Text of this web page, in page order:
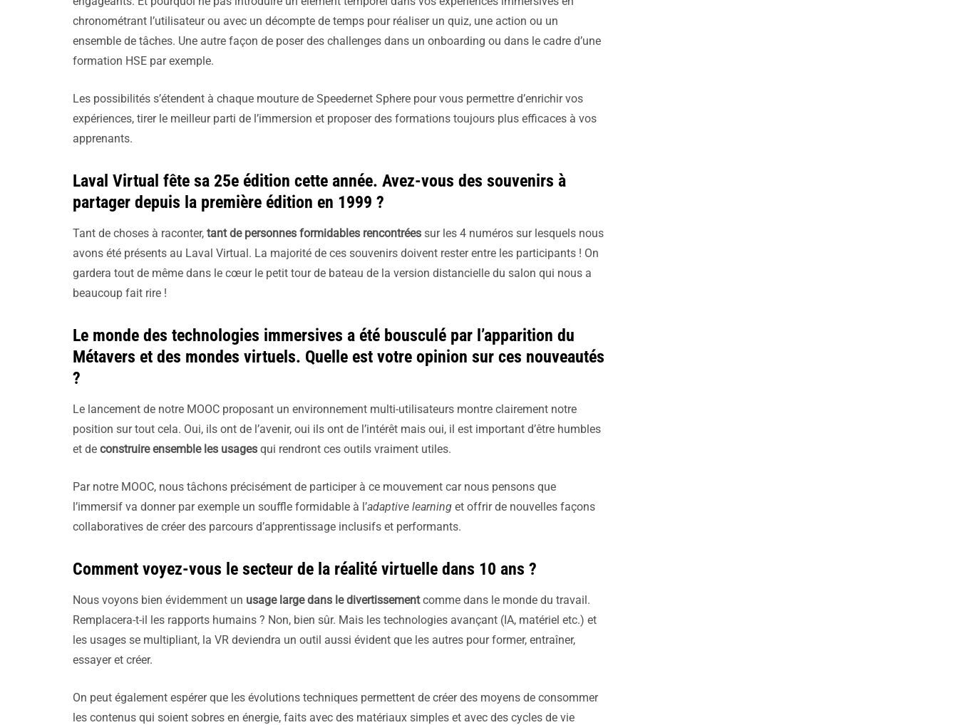
chronométrant l’utilisateur ou avec un décompte de temps pour réaliser un quiz, une action ou un
ensemble de tâches. Une autre façon de poser des challenges dans un onboarding ou dans le cadre d’une
formation HSE par exemple.
Les possibilités s’étendent à chaque mouture de Speedernet Sphere pour vous permettre d’enrichir vos
expériences, tirer le meilleur parti de l’immersion et proposer des formations toujours plus efficaces à vos
apprenants.
Laval Virtual fête sa 25e édition cette année. Avez-vous des souvenirs à
partager depuis la première édition en 1999 ?
Tant de choses à raconter, tant de personnes formidables rencontrées sur les 4 numéros sur lesquels nous
avons été présents au Laval Virtual. La majorité de ces souvenirs doivent rester entre les participants ! On
gardera tout de même dans le cœur le petit tour de bateau de la version distancielle du salon qui nous a
beaucoup fait rire !
Le monde des technologies immersives a été bousculé par l’apparition du
Métavers et des mondes virtuels. Quelle est votre opinion sur ces nouveautés
?
Le lancement de notre MOOC proposant un environnement multi-utilisateurs montre clairement notre
position sur tout cela. Oui, ils ont de l’avenir, oui ils ont de l’intérêt mais oui, il est important d’être humbles
et de construire ensemble les usages qui rendront ces outils vraiment utiles.
Par notre MOOC, nous tâchons précisément de participer à ce mouvement car nous pensons que
l’immersif va donner par exemple un souffle formidable à l’adaptive learning et offrir de nouvelles façons
collaboratives de créer des parcours d’apprentissage inclusifs et performants.
Comment voyez-vous le secteur de la réalité virtuelle dans 10 ans ?
Nous voyons bien évidemment un usage large dans le divertissementcomme dans le monde du travail.
Remplacera-t-il les rapports humains ? Non, bien sûr. Mais les technologies avançant (IA, matériel etc.) et
les usages se multipliant, la VR deviendra un outil aussi évident que les autres pour former, entraîner,
essayer et créer.
On peut également espérer que les évolutions techniques permettent de créer des moyens de consommer
les contenus qui soient sobres en énergie, faits avec des matériaux simples et avec des cycles de vie